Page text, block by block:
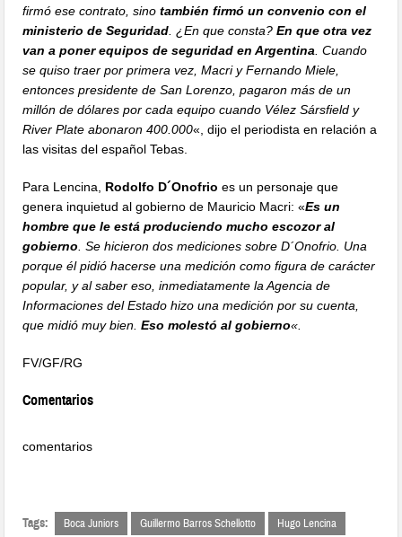
firmó ese contrato, sinotambién firmó un convenio con el
ministerio de Seguridad . ¿En que consta?En que otra vez
van a poner equipos de seguridad en Argentina . Cuando
se quiso traer por primera vez, Macri y Fernando Miele,
entonces presidente de San Lorenzo, pagaron más de un
millón de dólares por cada equipo cuando Vélez Sársfield y
River Plate abonaron 400.000«, dijo el periodista en relación a
las visitas del español Tebas.
Para Lencina, Rodolfo D´Onofrio es un personaje que
genera inquietud al gobierno de Mauricio Macri: «Es un
hombre que le está produciendo mucho escozor al
gobierno . Se hicieron dos mediciones sobre D´Onofrio. Una
porque él pidió hacerse una medición como figura de carácter
popular, y al saber eso, inmediatamente la Agencia de
Informaciones del Estado hizo una medición por su cuenta,
que midió muy bien.Eso molestó al gobierno«.
FV/GF/RG
Comentarios
comentarios
Tags: Boca Juniors Guillermo Barros Schellotto Hugo Lencina